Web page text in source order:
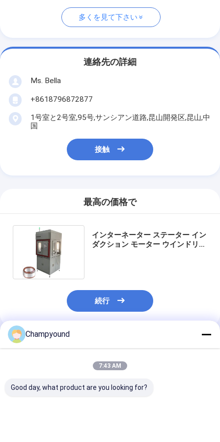
多くを見て下さい
連絡先の詳細
Ms. Bella
+8618796872877
1号室と2号室,95号,サンシアン道路,昆山開発区,昆山,中
国
接触
最高の価格で
インターネーター ステーター イン
ダクション モーター ウインドリン
続行
推薦されたプロダクト
Champyound
7:43 AM
Good day, what product are you looking for?